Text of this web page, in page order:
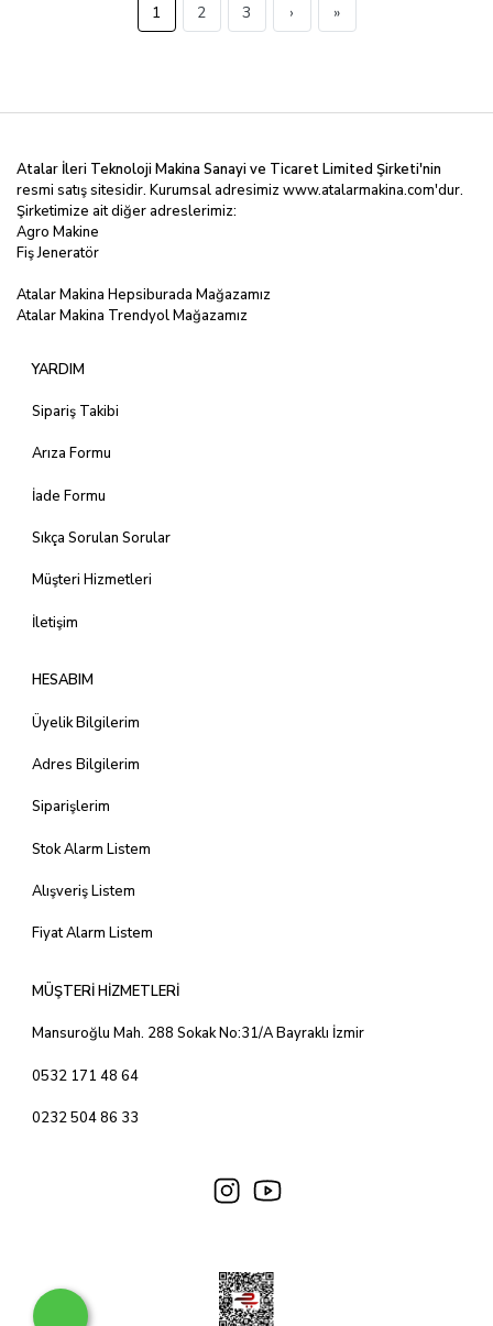
1 2 3 › »
Atalar İleri Teknoloji Makina Sanayi ve Ticaret Limited Şirketi'nin
resmi satış sitesidir. Kurumsal adresimizwww.atalarmakina.com'dur.
Şirketimize ait diğer adreslerimiz:
Agro Makine
Fiş Jeneratör
Atalar Makina Hepsiburada Mağazamız
Atalar Makina Trendyol Mağazamız
YARDIM
Sipariş Takibi
Arıza Formu
İade Formu
Sıkça Sorulan Sorular
Müşteri Hizmetleri
İletişim
HESABIM
Üyelik Bilgilerim
Adres Bilgilerim
Siparişlerim
Stok Alarm Listem
Alışveriş Listem
Fiyat Alarm Listem
MÜŞTERİ HİZMETLERİ
Mansuroğlu Mah. 288 Sokak No:31/A Bayraklı İzmir
0532 171 48 64
0232 504 86 33